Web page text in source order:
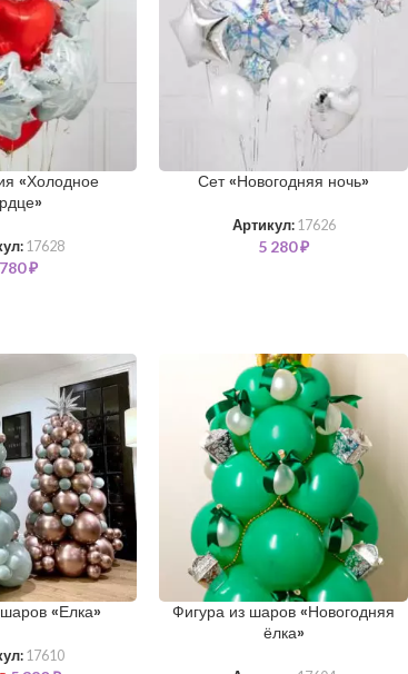
«Холодное
17628
₽
Сет «Новогодняя ночь»
Артикул: 17626
5 280₽
«Елка»
17610
Фигура из шаров «Новогодняя
ёлка»